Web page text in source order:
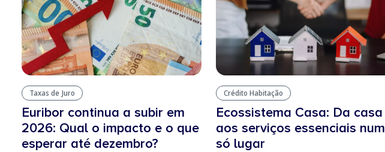
Taxas de Juro
Euribor continua a subir em
2026: Qual o impacto e o que
esperar até dezembro?
Crédito Habitação
Ecossistema Casa: Da casa
aos serviços essenciais num
só lugar